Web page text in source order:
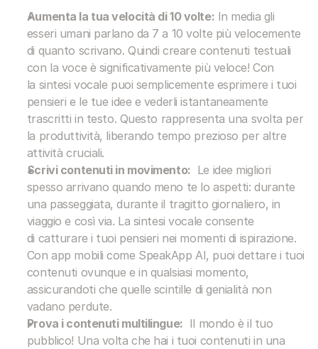
Aumenta la tua velocità di 10 volte: In media gli
esseri umani parlano da 7 a 10 volte più velocemente
di quanto scrivano. Quindi creare contenuti testuali
con la voce è significativamente più veloce! Con
la sintesi vocale puoi semplicemente esprimere i tuoi
pensieri e le tue idee e vederli istantaneamente
trascritti in testo. Questo rappresenta una svolta per
la produttività, liberando tempo prezioso per altre
attività cruciali.
Scrivi contenuti in movimento: Le idee migliori
spesso arrivano quando meno te lo aspetti: durante
una passeggiata, durante il tragitto giornaliero, in
viaggio e così via. La sintesi vocale consente
di catturare i tuoi pensieri nei momenti di ispirazione.
Con app mobili come SpeakApp AI, puoi dettare i tuoi
contenuti ovunque e in qualsiasi momento,
assicurandoti che quelle scintille di genialità non
vadano perdute.
Prova i contenuti multilingue: Il mondo è il tuo
pubblico! Una volta che hai i tuoi contenuti in una